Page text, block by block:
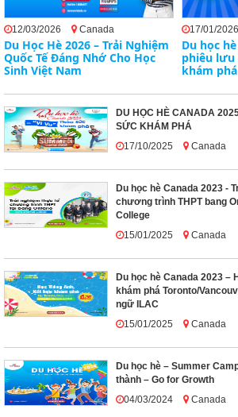
12/03/2026 Canada
Du Học Hè 2026 – Trải Nghiệm
Quốc Tế Đáng Nhớ Cho Học
Sinh Việt Nam
17/01/2026
Du học
phiêu lưu
khám
DU HỌC HÈ CANADA
SỨC KHÁM PHÁ
17/10/2025
Canada
Du học hè Canada 2023 -
chương trình THPT bang
College
15/01/2025
Canada
Du học hè Canada 2023 –
khám phá Toronto/
ngữ ILAC
15/01/2025
Canada
Du học hè – Summer
thành – Go for Growth
04/03/2024
Canada